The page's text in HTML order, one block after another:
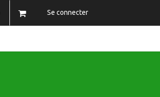
Se connecter